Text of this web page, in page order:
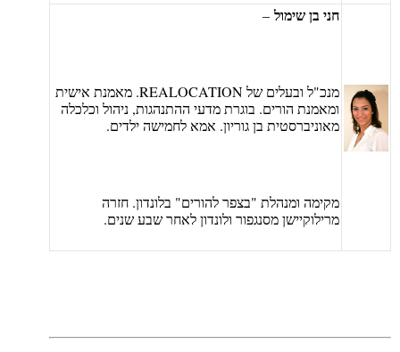
–
מנכ"ל ובעלים של REALOCATION. מאמנת אישית
הורים. בוגרת מדעי ההתנהגות, ניהול וכלכלה
בן גוריון. אמא לחמישה ילדים.
ומנהלת "בצפר להורים" בלונדון. חזרה
מסנגפור ולונדון לאחר שבע שנים.